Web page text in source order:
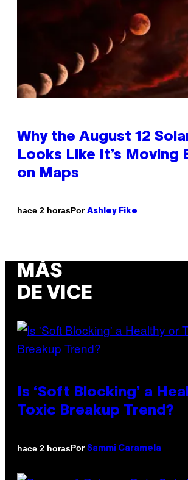
Why the August 12
Looks Like It’s Moving
on Maps
hace 2 horasPor Ashley Fike
MÁS
DE VICE
Is ‘Soft Blocking’ a
Toxic Breakup Trend?
hace 2 horasPor Sammi Caramela